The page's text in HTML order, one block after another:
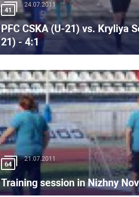
41
24.07.2011
PFC CSKA (U-21) vs. Kryliya
21) - 4:1
64
21.07.2011
Training session in Nizhny